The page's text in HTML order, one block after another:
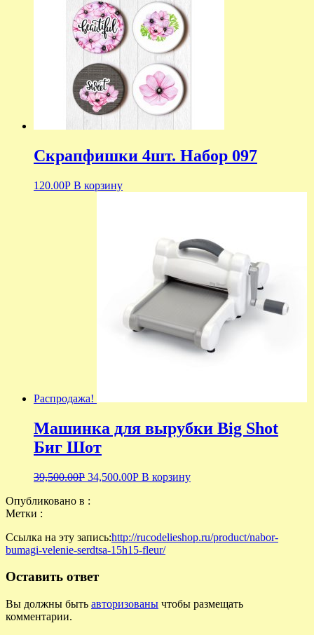
Скрапфишки 4шт. Набор 097
120.00Р В корзину
Распродажа!
Машинка для вырубки Big Shot
Биг Шот
39,500.00Р 34,500.00Р В корзину
Опубликовано в :
Метки :
Ссылка на эту запись:http://rucodelieshop.ru/product/nabor-
bumagi-velenie-serdtsa-15h15-fleur/
Оставить ответ
Вы должны быть авторизованы чтобы размещать
комментарии.